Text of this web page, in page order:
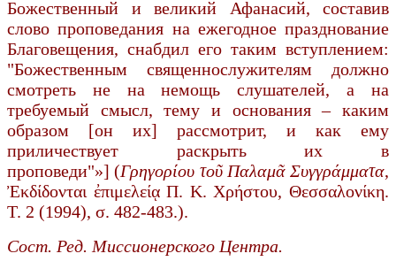
Божественный и великий Афанасий, составив
слово проповедания на ежегодное празднование
Благовещения, снабдил его таким вступлением:
"Божественным священнослужителям должно
смотреть не на немощь слушателей, а на
требуемый смысл, тему и основания – каким
образом [он их] рассмотрит, и как ему
приличествует раскрыть их в
проповеди"»] (Γρηγορίου τοῦ Παλαμᾶ Συγγράμματα,
Ἐκδίδονται ἐπιμελείᾳ Π. Κ. Χρήστου, Θεσσαλονίκη.
Τ. 2 (1994), σ. 482-483.).
Сост. Ред. Миссионерского Центра.